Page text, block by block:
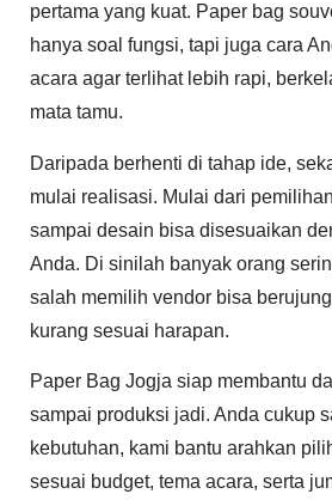
pertama yang kuat. Paper bag
hanya soal fungsi, tapi juga cara
acara agar terlihat lebih rapi,
mata tamu.
Daripada berhenti di tahap ide,
mulai realisasi. Mulai dari
sampai desain bisa disesuaikan
Anda. Di sinilah banyak orang
salah memilih vendor bisa
kurang sesuai harapan.
Paper Bag Jogja siap membantu
sampai produksi jadi. Anda cukup
kebutuhan, kami bantu arahkan
sesuai budget, tema acara, serta